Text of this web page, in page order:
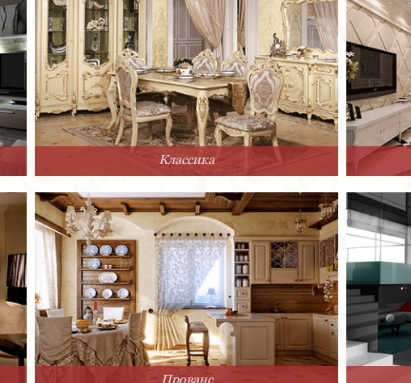
Классика
Прованс